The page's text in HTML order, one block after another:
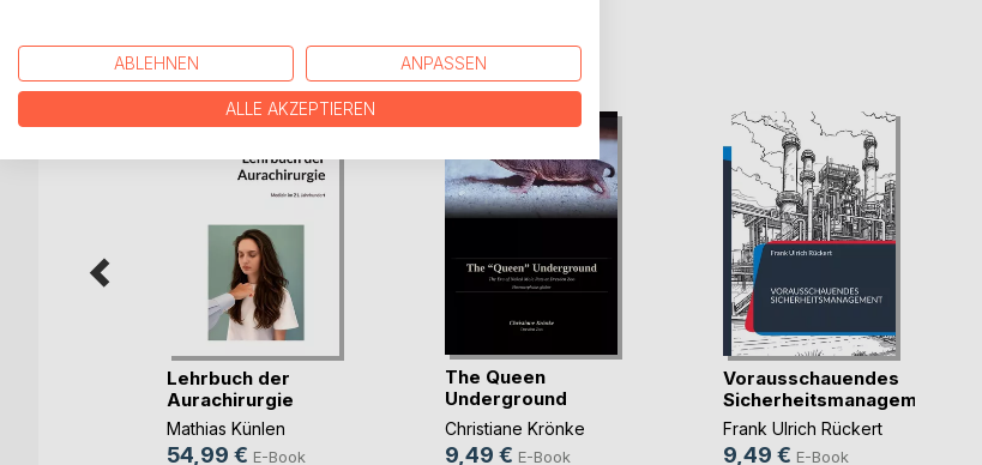
WEITERE TITEL BEIBoD
Lehrbuch der
Aurachirurgie
Mathias Künlen
54,99 € E-Book
The Queen
Underground
Christiane Krönke
9,49 € E-Book
Vorausschauendes
Sicherheitsmanagement
Frank Ulrich Rückert
9,49 € E-Book
ABLEHNEN ANPASSEN
ALLE AKZEPTIEREN